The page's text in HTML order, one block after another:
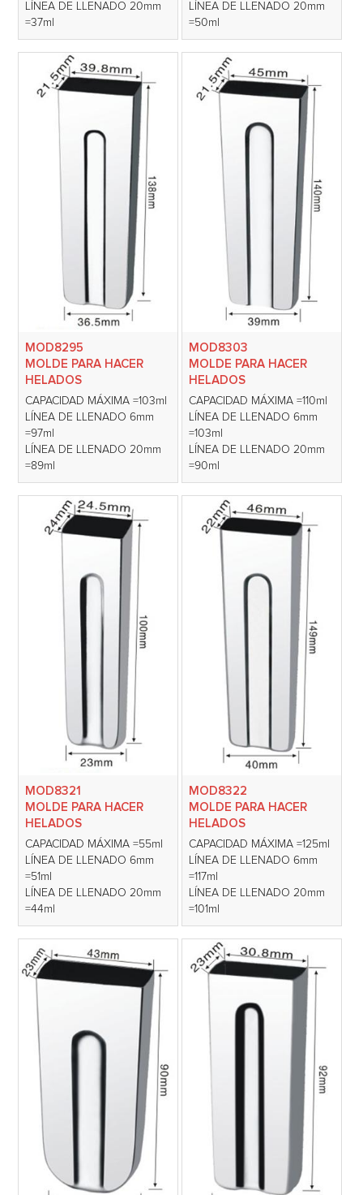
LÍNEA DE LLENADO 20mm
=37ml
LÍNEA DE LLENADO 20mm
=50ml
MOD8295
MOLDE PARA HACER
HELADOS
CAPACIDAD MÁXIMA =103ml
LÍNEA DE LLENADO 6mm
=97ml
LÍNEA DE LLENADO 20mm
=89ml
MOD8303
MOLDE PARA HACER
HELADOS
CAPACIDAD MÁXIMA =110ml
LÍNEA DE LLENADO 6mm
=103ml
LÍNEA DE LLENADO 20mm
=90ml
MOD8321
MOLDE PARA HACER
HELADOS
CAPACIDAD MÁXIMA =55ml
LÍNEA DE LLENADO 6mm
=51ml
LÍNEA DE LLENADO 20mm
=44ml
MOD8322
MOLDE PARA HACER
HELADOS
CAPACIDAD MÁXIMA =125ml
LÍNEA DE LLENADO 6mm
=117ml
LÍNEA DE LLENADO 20mm
=101ml